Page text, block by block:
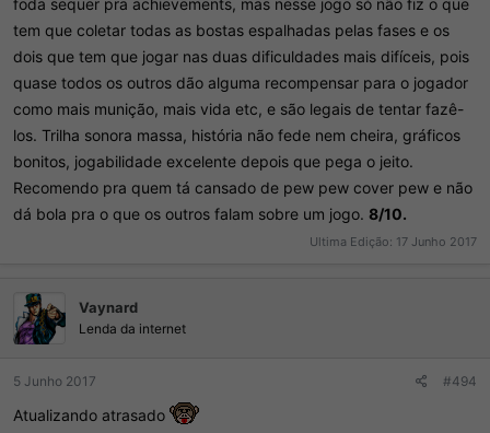
tem que coletar todas as bostas espalhadas pelas fases e os
dois que tem que jogar nas duas dificuldades mais difíceis, pois
quase todos os outros dão alguma recompensar para o jogador
como mais munição, mais vida etc, e são legais de tentar fazê-
los. Trilha sonora massa, história não fede nem cheira, gráficos
bonitos, jogabilidade excelente depois que pega o jeito.
Recomendo pra quem tá cansado de pew pew cover pew e não
dá bola pra o que os outros falam sobre um jogo. 8/10.
Ultima Edição: 17 Junho 2017
Vaynard
Lenda da internet
5 Junho 2017 #494
Atualizando atrasado